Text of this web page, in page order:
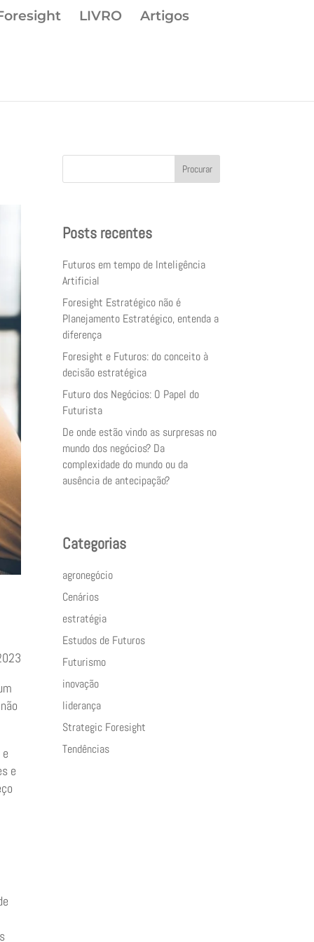
LIVRO Artigos
e
Procurar
Posts recentes
Futuros em tempo de Inteligência
Artificial
Foresight Estratégico não é
Planejamento Estratégico, entenda a
diferença
Foresight e Futuros: do conceito à
decisão estratégica
Futuro dos Negócios: O Papel do
Futurista
De onde estão vindo as surpresas no
mundo dos negócios? Da
complexidade do mundo ou da
ausência de antecipação?
Categorias
agronegócio
Cenários
estratégia
Estudos de Futuros
Futurismo
inovação
liderança
Strategic Foresight
Tendências